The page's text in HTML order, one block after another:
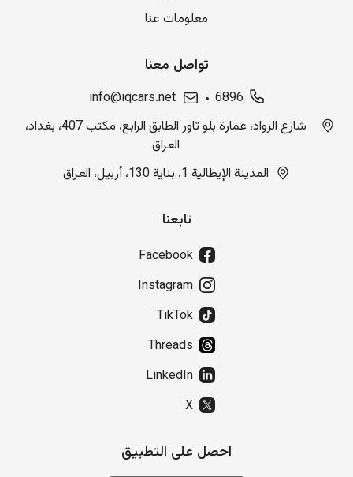
معلومات عنا
تواصل معنا
6896
info@iqcars.net
شارع الرواد، عمارة بلو تاور الطابق الرابع، مكتب 407، بغداد،
العراق
المدينة الإيطالية 1، بناية 130، أربيل، العراق
تابعنا
Facebook
Instagram
TikTok
Threads
LinkedIn
X
احصل على التطبيق